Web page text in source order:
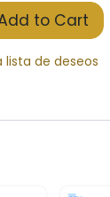
to Cart
lista de deseos